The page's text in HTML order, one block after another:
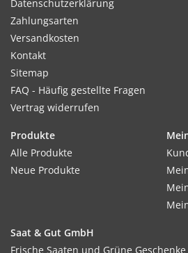
Datenschutzerklärung
Zahlungsarten
Versandkosten
Kontakt
Sitemap
FAQ - Häufig gestellte Fragen
Vertrag widerrufen
Produkte
Alle Produkte
Neue Produkte
Saat & Gut GmbH
Frische Saaten und Grüne Geschenke